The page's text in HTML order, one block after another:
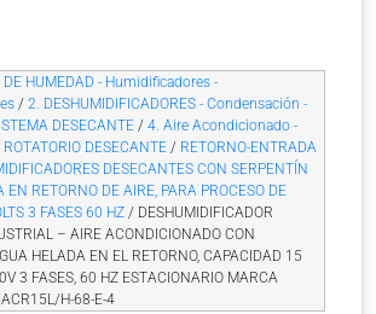
DE HUMEDAD - Humidificadores -
/ 2. DESHUMIDIFICADORES - Condensación -
DESECANTE / 4. Aire Acondicionado -
DESECANTE / RETORNO-ENTRADA
DESECANTES CON SERPENTÍN
EN RETORNO DE AIRE, PARA PROCESO DE
3 FASES 60 HZ / DESHUMIDIFICADOR
– AIRE ACONDICIONADO CON
HELADA EN EL RETORNO, CAPACIDAD 15
3 FASES, 60 HZ ESTACIONARIO MARCA
H-68-E-4